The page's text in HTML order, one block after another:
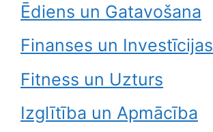
Ēdiens un Gatavošana
Finanses un Investīcijas
Fitness un Uzturs
Izglītība un Apmācība